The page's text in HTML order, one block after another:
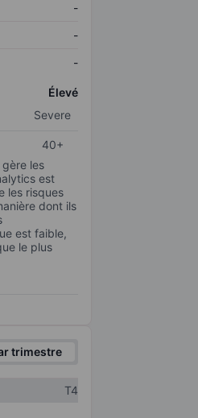
-
-
-
Élevé
Severe
40+
les
est
les risques
dont ils
est faible,
le plus
trimestre
T4